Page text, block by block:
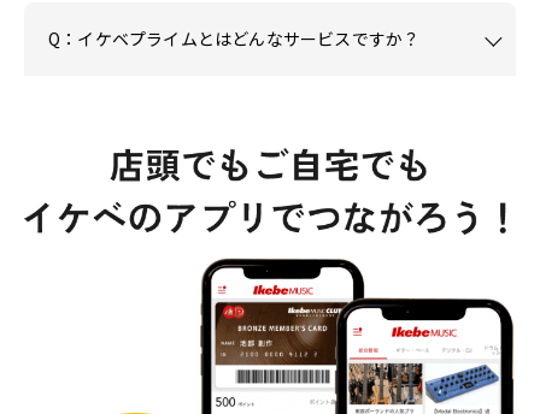
Q：イケベプライムとはどんなサービスですか？